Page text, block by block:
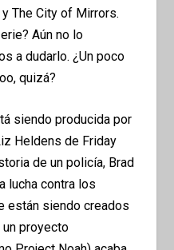
The City of Mirrors.
Aún no lo
a dudarlo. ¿Un poco
quizá?
siendo producida por
Heldens de Friday
de un policía, Brad
lucha contra los
están siendo creados
proyecto